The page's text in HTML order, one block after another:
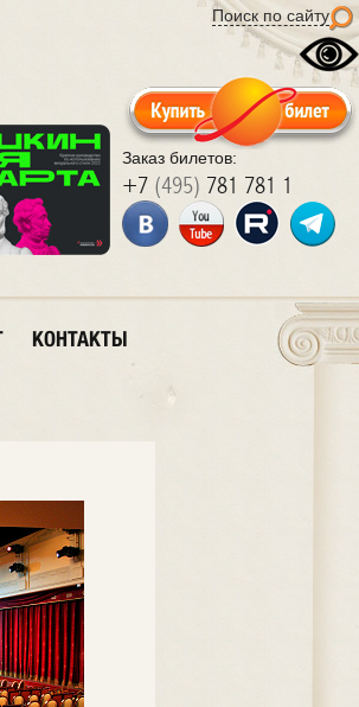
Поиск по сайту
Заказ билетов:
+7 (495) 781 781 1
КОНТАКТЫ